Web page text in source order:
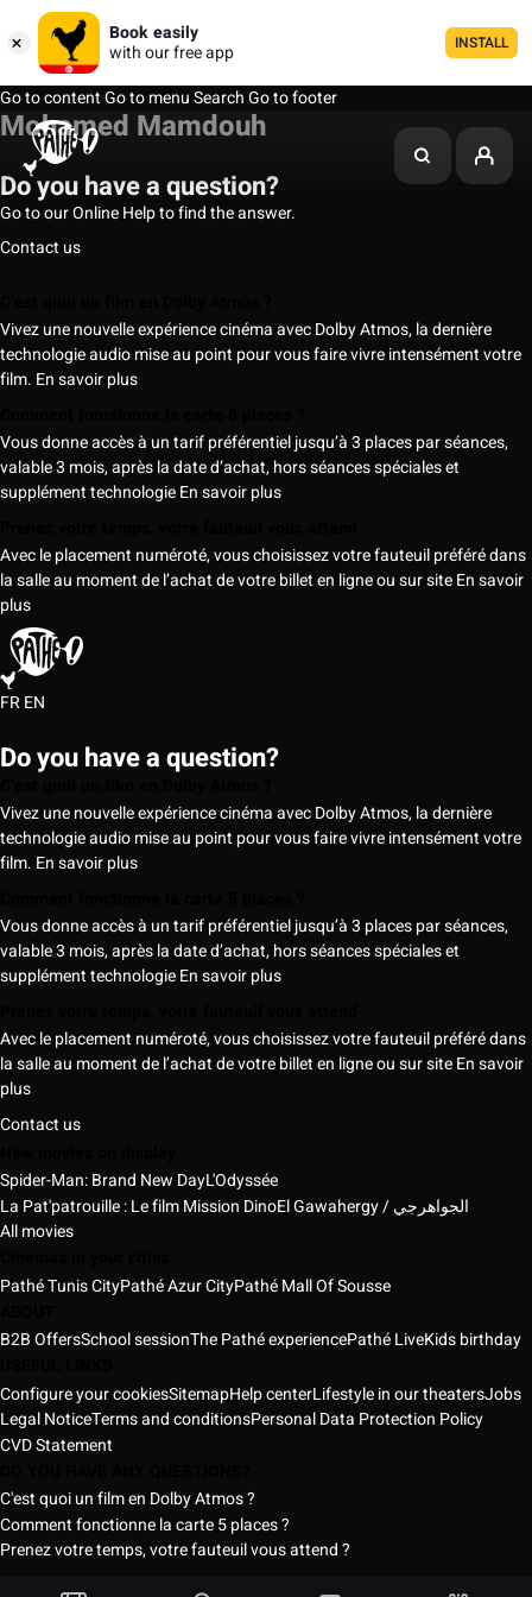
Book easily
with our free app
INSTALL
Go to contentGo to menuSearchGo to footer
Mohamed Mamdouh
Do you have a question?
Go to our Online Help to find the answer.
Contact us
Vivez une nouvelle expérience cinéma avec Dolby Atmos, la dernière
technologie audio mise au point pour vous faire vivre intensément votre
film. En savoir plus
Vous donne accès à un tarif préférentiel jusqu’à 3 places par séances,
valable 3 mois, après la date d’achat, hors séances spéciales et
supplément technologieEn savoir plus
Avec le placement numéroté, vous choisissez votre fauteuil préféré dans
la salle au moment de l’achat de votre billet en ligne ou sur siteEn savoir
plus
FREN
Do you have a question?
Vivez une nouvelle expérience cinéma avec Dolby Atmos, la dernière
technologie audio mise au point pour vous faire vivre intensément votre
film. En savoir plus
Vous donne accès à un tarif préférentiel jusqu’à 3 places par séances,
valable 3 mois, après la date d’achat, hors séances spéciales et
supplément technologieEn savoir plus
Avec le placement numéroté, vous choisissez votre fauteuil préféré dans
la salle au moment de l’achat de votre billet en ligne ou sur siteEn savoir
plus
Contact us
Spider-Man: Brand New DayL'Odyssée
La Pat'patrouille : Le film Mission Dino
El Gawahergy / الجواهرجي
All movies
Pathé Tunis CityPathé Azur CityPathé Mall Of Sousse
B2B OffersSchool sessionThe Pathé experiencePathé LiveKids birthday
Configure your cookiesSitemapHelp centerLifestyle in our theatersJobs
Legal NoticeTerms and conditionsPersonal Data Protection Policy
CVD Statement
C'est quoi un film en Dolby Atmos ?
Comment fonctionne la carte 5 places ?
Prenez votre temps, votre fauteuil vous attend ?